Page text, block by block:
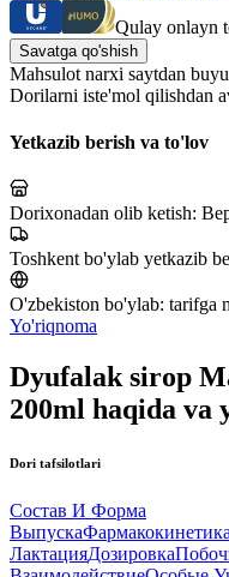
Qulay onlayn
Savatga qo'shish
Mahsulot narxi saytdan
Dorilarni iste'mol qilishdan
Yetkazib berish va to'lov
Dorixonadan olib ketish:
Toshkent bo'ylab yetkazib
O'zbekiston bo'ylab: tarifga
Yo'riqnoma
Dyufalak sirop
200ml haqida va
Dori tafsilotlari
Состав И Форма
ВыпускаФармакокинетика
ЛактацияДозировка